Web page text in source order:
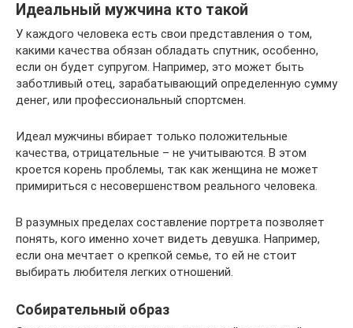
Идеальный мужчина кто такой
У каждого человека есть свои представления о том,
какими качества обязан обладать спутник, особенно,
если он будет супругом. Например, это может быть
заботливый отец, зарабатывающий определенную сумму
денег, или профессиональный спортсмен.
Идеал мужчины вбирает только положительные
качества, отрицательные – не учитываются. В этом
кроется корень проблемы, так как женщина не может
примириться с несовершенством реального человека.
В разумных пределах составление портрета позволяет
понять, кого именно хочет видеть девушка. Например,
если она мечтает о крепкой семье, то ей не стоит
выбирать любителя легких отношений.
Собирательный образ